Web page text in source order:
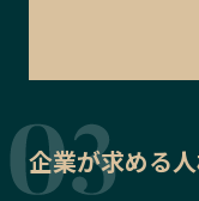
企業が求める